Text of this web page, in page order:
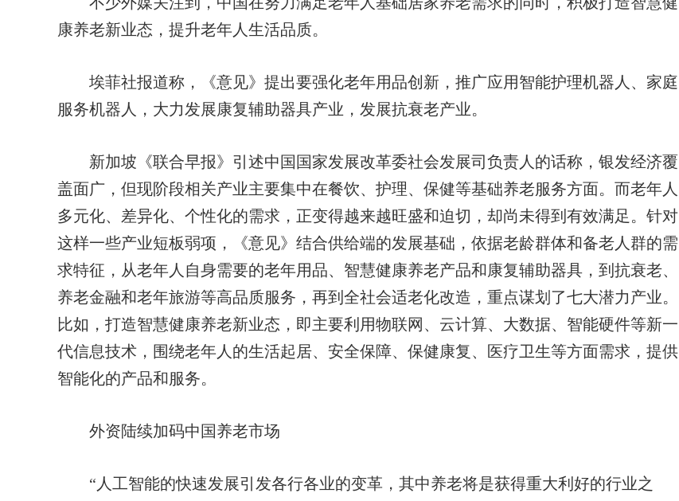
康养老新业态，提升老年人生活品质。
埃菲社报道称，《意见》提出要强化老年用品创新，推广应用智能护理机器人、家庭
服务机器人，大力发展康复辅助器具产业，发展抗衰老产业。
新加坡《联合早报》引述中国国家发展改革委社会发展司负责人的话称，银发经济覆
盖面广，但现阶段相关产业主要集中在餐饮、护理、保健等基础养老服务方面。而老年人
多元化、差异化、个性化的需求，正变得越来越旺盛和迫切，却尚未得到有效满足。针对
这样一些产业短板弱项，《意见》结合供给端的发展基础，依据老龄群体和备老人群的需
求特征，从老年人自身需要的老年用品、智慧健康养老产品和康复辅助器具，到抗衰老、
养老金融和老年旅游等高品质服务，再到全社会适老化改造，重点谋划了七大潜力产业。
比如，打造智慧健康养老新业态，即主要利用物联网、云计算、大数据、智能硬件等新一
代信息技术，围绕老年人的生活起居、安全保障、保健康复、医疗卫生等方面需求，提供
智能化的产品和服务。
外资陆续加码中国养老市场
“人工智能的快速发展引发各行各业的变革，其中养老将是获得重大利好的行业之